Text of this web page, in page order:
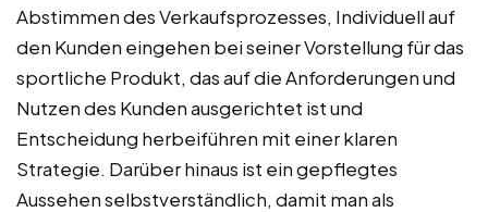
Abstimmen des Verkaufsprozesses, Individuell auf
den Kunden eingehen bei seiner Vorstellung für das
sportliche Produkt, das auf die Anforderungen und
Nutzen des Kunden ausgerichtet ist und
Entscheidung herbeiführen mit einer klaren
Strategie. Darüber hinaus ist ein gepflegtes
Aussehen selbstverständlich, damit man als